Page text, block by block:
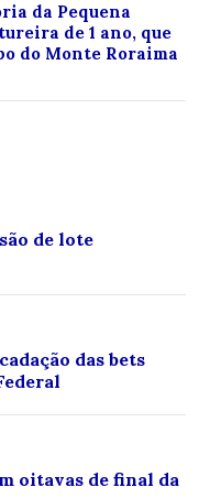
da Pequena
de 1 ano, que
do Monte Roraima
de lote
das bets
oitavas de final da